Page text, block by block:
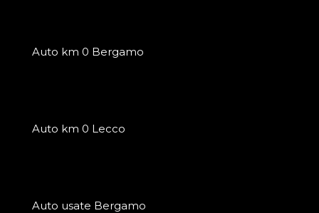
Auto km 0 Bergamo
Auto km 0 Lecco
Auto usate Bergamo